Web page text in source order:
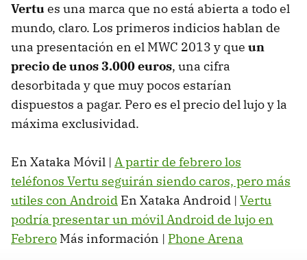
Vertues una marca que no está abierta a todo el
mundo, claro. Los primeros indicios hablan de
una presentación en el MWC 2013 y que un
precio de unos 3.000 euros, una cifra
desorbitada y que muy pocos estarían
dispuestos a pagar. Pero es el precio del lujo y la
máxima exclusividad.
En Xataka Móvil | A partir de febrero los
teléfonos Vertu seguirán siendo caros, pero más
utiles con Android En Xataka Android | Vertu
podría presentar un móvil Android de lujo en
Febrero Más información | Phone Arena